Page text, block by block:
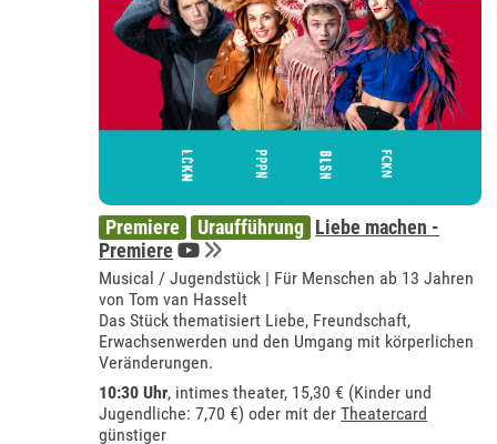
Premiere Uraufführung Liebe machen -
Premiere
Musical / Jugendstück | Für Menschen ab 13 Jahren
von Tom van Hasselt
Das Stück thematisiert Liebe, Freundschaft,
Erwachsenwerden und den Umgang mit körperlichen
Veränderungen.
10:30 Uhr, intimes theater, 15,30 € (Kinder und
Jugendliche: 7,70 €) oder mit derTheatercard
günstiger